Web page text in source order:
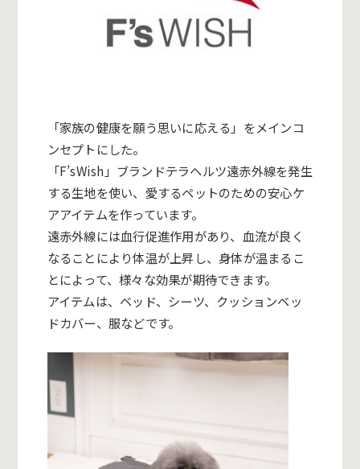
「家族の健康を願う思いに応える」をメインコ
ンセプトにした。
「F’sWish 」ブランドテラヘルツ遠赤外線を発生
する生地を使い、愛するペットのための安心ケ
アアイテムを作っています。
遠赤外線には血行促進作用があり、血流が良く
なることにより体温が上昇し、身体が温まるこ
とによって、様々な効果が期待できます。
アイテムは、ベッド、シーツ、クッションベッ
ドカバー、服などです。